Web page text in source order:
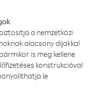
a nemzetközi
alacsony díjakkal
is meg kellene
konstrukcióval
le